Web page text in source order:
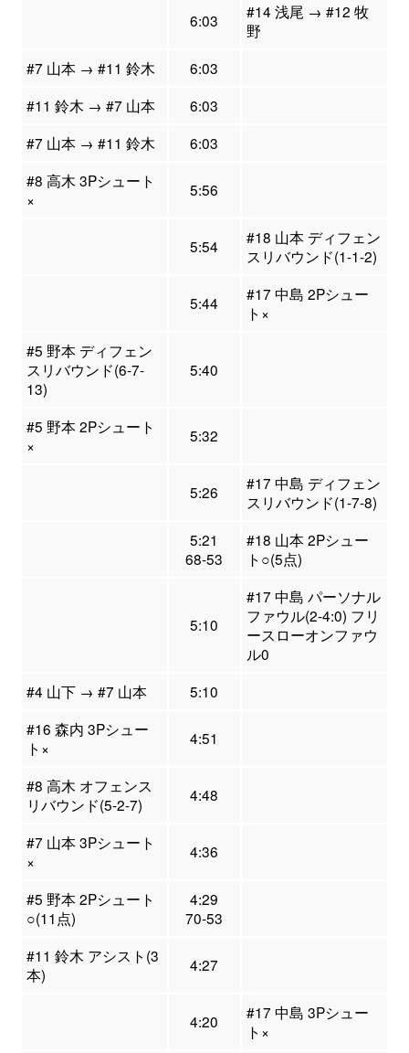
6:03
#14 浅尾 → #12 牧
野
#7 山本 → #11 鈴木
6:03
#11 鈴木 → #7 山本
6:03
#7 山本 → #11 鈴木
6:03
#8 高木 3Pシュート
×
5:56
5:54
#18 山本 ディフェン
スリバウンド(1-1-2)
5:44
#17 中島 2Pシュー
ト×
#5 野本 ディフェン
スリバウンド(6-7-
13)
5:40
#5 野本 2Pシュート
×
5:32
5:26
#17 中島 ディフェン
スリバウンド(1-7-8)
5:21
68-53
#18 山本 2Pシュー
ト○(5点)
5:10
#17 中島 パーソナル
ファウル(2-4:0) フリ
ースローオンファウ
ル0
#4 山下 → #7 山本
5:10
#16 森内 3Pシュー
ト×
4:51
#8 高木 オフェンス
リバウンド(5-2-7)
4:48
#7 山本 3Pシュート
×
4:36
#5 野本 2Pシュート
○(11点)
4:29
70-53
#11 鈴木 アシスト(3
本)
4:27
4:20
#17 中島 3Pシュー
ト×